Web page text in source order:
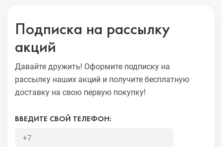
Подписка на рассылку
акций
Давайте дружить! Оформите подписку на
рассылку наших акций и получите бесплатную
доставку на свою первую покупку!
ВВЕДИТЕ СВОЙ ТЕЛЕФОН: